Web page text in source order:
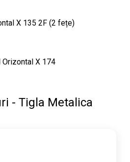
X 135 2F (2 fețe)
Orizontal X 174
- Tigla Metalica